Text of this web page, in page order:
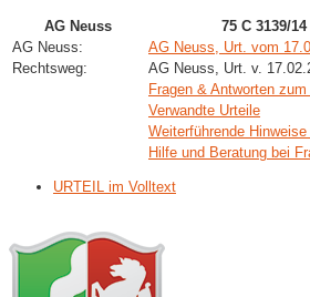
AG Neuss
75 C 3139/
AG Neuss:
AG Neuss, Urt. vom
Rechtsweg:
AG Neuss, Urt. v.
Fragen & Antworten
Verwandte Urteile
Weiterführende
Hilfe und Beratung bei
URTEIL im Volltext